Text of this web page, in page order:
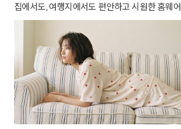
집에서도, 여행지에서도 편안하고 시원한 홈웨어